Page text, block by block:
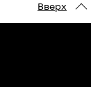
Вверх